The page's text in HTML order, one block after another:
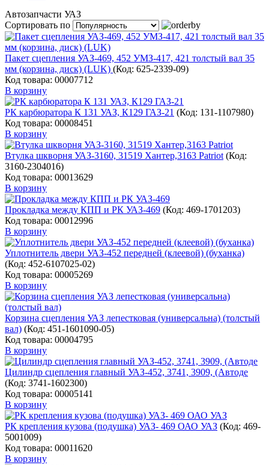
Автозапчасти УАЗ
Сортировать по
Пакет сцепления УАЗ-469, 452 УМЗ-417, 421 толстый вал 35
мм (корзина, диск) (LUK) (Код: 625-2339-09)
Код товара: 00007712
В корзину
РК карбюратора К 131 УАЗ, К129 ГАЗ-21 (Код: 131-1107980)
Код товара: 00008451
В корзину
Втулка шкворня УАЗ-3160, 31519 Хантер,3163 Patriot (Код:
3160-2304016)
Код товара: 00013629
В корзину
Прокладка между КПП и РК УАЗ-469 (Код: 469-1701203)
Код товара: 00012996
В корзину
Уплотнитель двери УАЗ-452 передней (клеевой) (буханка)
(Код: 452-6107025-02)
Код товара: 00005269
В корзину
Корзина сцепления УАЗ лепестковая (универсальна) (толстый
вал) (Код: 451-1601090-05)
Код товара: 00004795
В корзину
Цилиндр сцепления главный УАЗ-452, 3741, 3909, (Автоде
(Код: 3741-1602300)
Код товара: 00005141
В корзину
РК крепления кузова (подушка) УАЗ- 469 ОАО УАЗ (Код: 469-
5001009)
Код товара: 00011620
В корзину